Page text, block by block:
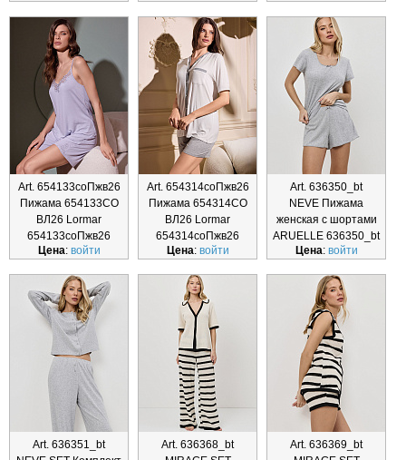
Art. 654133соПжв26
Пижама 654133CO
ВЛ26 Lormar
654133соПжв26
Цена: войти
Art. 654314соПжв26
Пижама 654314CO
ВЛ26 Lormar
654314соПжв26
Цена: войти
Art. 636350_bt
NEVE Пижама
женская с шортами
ARUELLE 636350_bt
Цена: войти
Art. 636351_bt
Art. 636368_bt
Art. 636369_bt